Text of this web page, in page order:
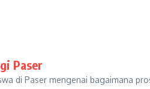
Paser
di Paser mengenai bagaimana